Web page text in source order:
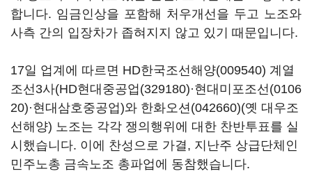
합니다. 임금인상을 포함해 처우개선을 두고 노조와
사측 간의 입장차가 좁혀지지 않고 있기 때문입니다.
17일 업계에 따르면 HD한국조선해양(009540) 계열
조선3사(HD현대중공업(329180)·현대미포조선(0106
20)·현대삼호중공업)와 한화오션(042660)(옛 대우조
선해양) 노조는 각각 쟁의행위에 대한 찬반투표를 실
시했습니다. 이에 찬성으로 가결, 지난주 상급단체인
민주노총 금속노조 총파업에 동참했습니다.